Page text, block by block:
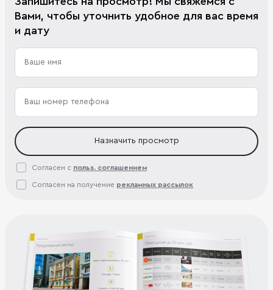
Вами, чтобы уточнить удобное для вас время
и дату
Назначить просмотр
Согласен с польз. соглашением
Согласен на получение рекламных рассылок